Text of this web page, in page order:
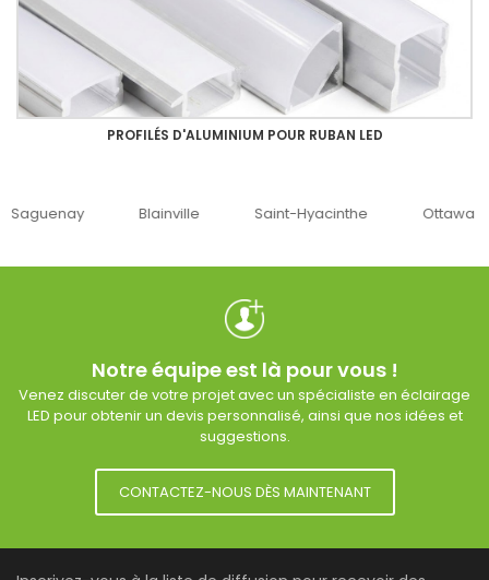
PROFILÉS D'ALUMINIUM POUR RUBAN LED
Blainville Saint-Hyacinthe Ottawa
Notre équipe est là pour vous !
Venez discuter de votre projet avec un spécialiste en éclairage
LED pour obtenir un devis personnalisé, ainsi que nos idées et
suggestions.
CONTACTEZ-NOUS DÈS MAINTENANT